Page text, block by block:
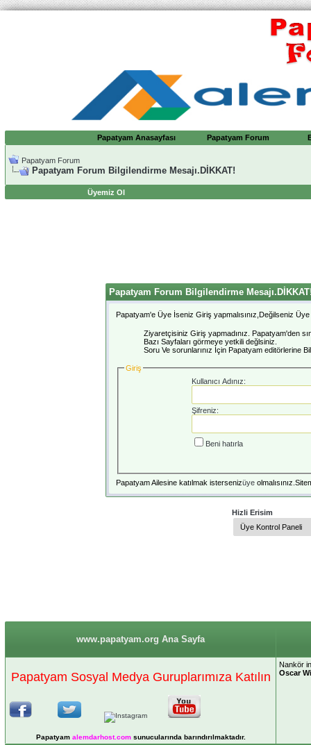
Papatyam Anasayfası Papatyam Forum
Papatyam Forum
Papatyam Forum Bilgilendirme Mesajı.DİKKAT!
Üyemiz Ol
Papatyam Forum Bilgilendirme
Papatyam'e Üye İseniz Giriş yapmalısınız,Değilseniz Üye
Ziyaretçisiniz Giriş yapmadınız. Papatyam'den
Bazı Sayfaları görmeye yetkili değlsiniz.
Soru Ve sorunlarınız İçin Papatyam editörlerine
Giriş
Kullanıcı Adınız:
Şifreniz:
Beni hatırla
Papatyam Ailesine katılmak istersenizüye
Hizli Erisim
www.papatyam.org Ana Sayfa
Papatyam Sosyal Medya Guruplarımıza Katılın
Papatyam alemdarhost.comsunucularında barındırılmaktadır.
Nankör
Oscar